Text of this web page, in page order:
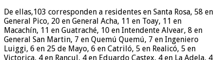
De ellas,103 corresponden a residentes en Santa Rosa, 58 en
General Pico, 20 en General Acha, 11 en Toay, 11 en
Macachín, 11 en Guatraché, 10 en Intendente Alvear, 8 en
General San Martin, 7 en Quemú Quemú, 7 en Ingeniero
Luiggi, 6 en 25 de Mayo, 6 en Catriló, 5 en Realicó, 5 en
Victorica, 4 en Rancul, 4 en Eduardo Castex, 4 en La Adela, 4